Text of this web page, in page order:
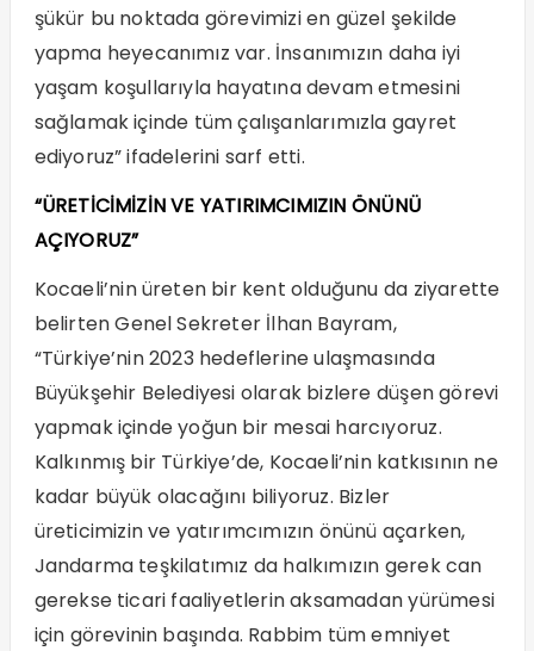
şükür bu noktada görevimizi en güzel şekilde
yapma heyecanımız var. İnsanımızın daha iyi
yaşam koşullarıyla hayatına devam etmesini
sağlamak içinde tüm çalışanlarımızla gayret
ediyoruz” ifadelerini sarf etti.
“ÜRETİCİMİZİN VE YATIRIMCIMIZIN ÖNÜNÜ
AÇIYORUZ”
Kocaeli’nin üreten bir kent olduğunu da ziyarette
belirten Genel Sekreter İlhan Bayram,
“Türkiye’nin 2023 hedeflerine ulaşmasında
Büyükşehir Belediyesi olarak bizlere düşen görevi
yapmak içinde yoğun bir mesai harcıyoruz.
Kalkınmış bir Türkiye’de, Kocaeli’nin katkısının ne
kadar büyük olacağını biliyoruz. Bizler
üreticimizin ve yatırımcımızın önünü açarken,
Jandarma teşkilatımız da halkımızın gerek can
gerekse ticari faaliyetlerin aksamadan yürümesi
için görevinin başında. Rabbim tüm emniyet